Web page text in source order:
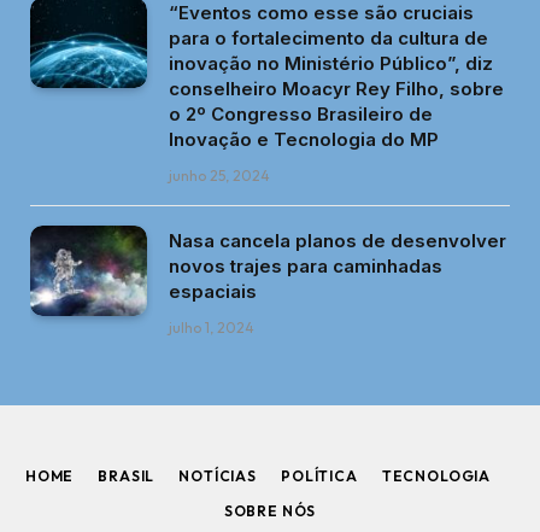
“Eventos como esse são cruciais
para o fortalecimento da cultura de
inovação no Ministério Público”, diz
conselheiro Moacyr Rey Filho, sobre
o 2º Congresso Brasileiro de
Inovação e Tecnologia do MP
junho 25, 2024
Nasa cancela planos de desenvolver
novos trajes para caminhadas
espaciais
julho 1, 2024
HOME BRASIL NOTÍCIAS POLÍTICA
TECNOLOGIA
SOBRE NÓS